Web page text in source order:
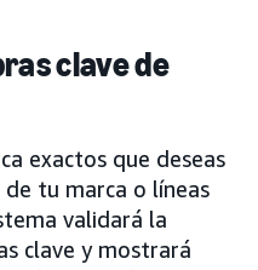
clave de
exactos que deseas
tu marca o líneas
validará la
clave y mostrará